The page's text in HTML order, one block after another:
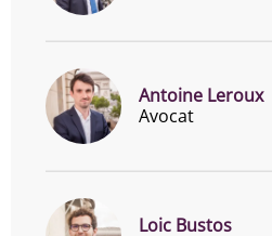
Antoine Leroux
Avocat
Loic Bustos